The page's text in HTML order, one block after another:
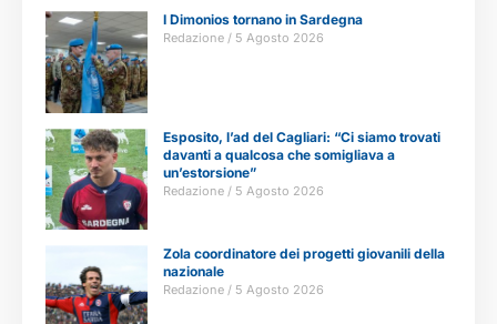
I Dimonios tornano in Sardegna
Redazione 5 Agosto 2026
Esposito, l’ad del Cagliari: “Ci siamo trovati
davanti a qualcosa che somigliava a
un’estorsione”
Redazione 5 Agosto 2026
Zola coordinatore dei progetti giovanili della
nazionale
Redazione 5 Agosto 2026